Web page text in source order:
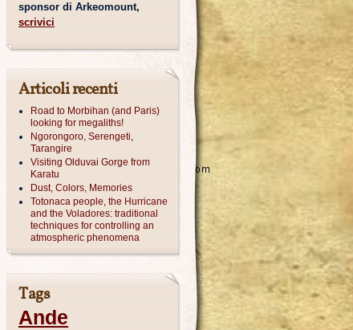
sponsor di Arkeomount,
scrivici
Articoli recenti
Road to Morbihan (and Paris)
looking for megaliths!
Ngorongoro, Serengeti,
Tarangire
Visiting Olduvai Gorge from
Karatu
Dust, Colors, Memories
Totonaca people, the Hurricane
and the Voladores: traditional
techniques for controlling an
atmospheric phenomena
Tags
Ande